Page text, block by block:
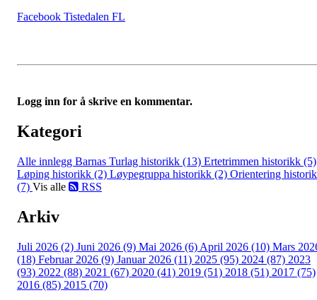
Facebook Tistedalen FL
Logg inn for å skrive en kommentar.
Kategori
Alle innlegg Barnas Turlag historikk (13) Ertetrimmen historikk (5)
Løping historikk (2) Løypegruppa historikk (2) Orientering
(7) Vis alle RSS
Arkiv
Juli 2026 (2) Juni 2026 (9) Mai 2026 (6) April 2026 (10) Mars
(18) Februar 2026 (9) Januar 2026 (11) 2025 (95) 2024 (87) 2023
(93) 2022 (88) 2021 (67) 2020 (41) 2019 (51) 2018 (51) 2017 (75)
2016 (85) 2015 (70)